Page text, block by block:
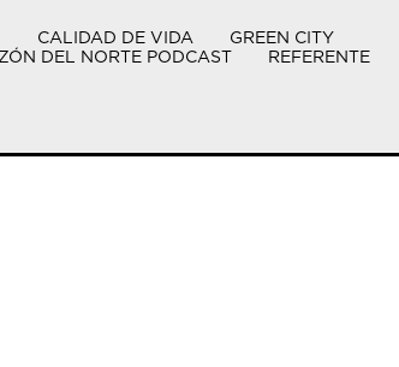
CALIDAD DE VIDA
GREEN CITY
DEL NORTE PODCAST REFERENTE